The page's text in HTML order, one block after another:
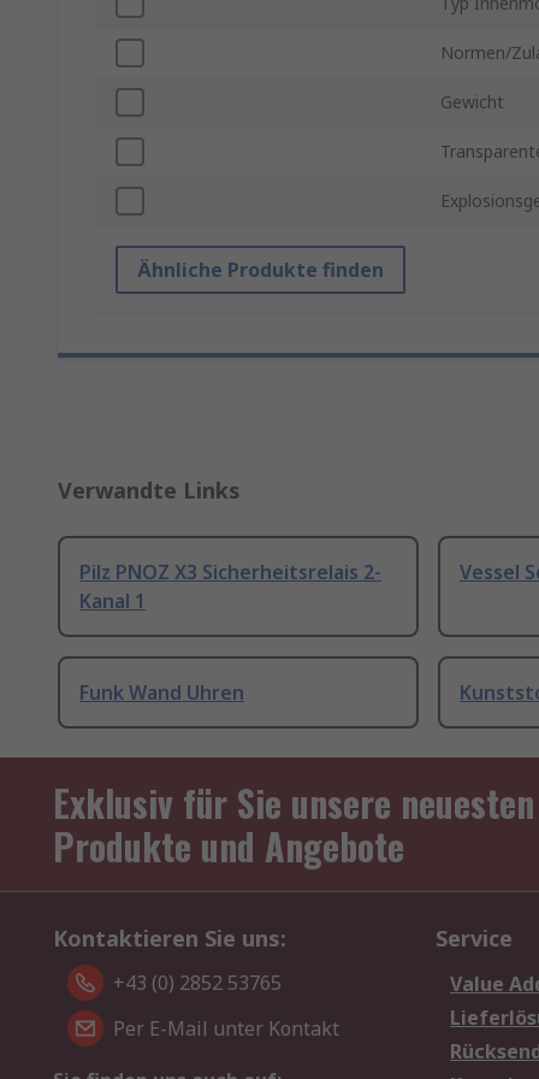
Normen/
Gewicht
Ähnliche Produkte finden
Verwandte Links
Pilz PNOZ X3 Sicherheitsrelais 2-
Kanal 1
Vessel
Funk Wand Uhren
Exklusiv für Sie unsere neuesten
Produkte und Angebote
Kontaktieren Sie uns:
+43 (0) 2852 53765
Per E-Mail unter Kontakt
Service
Value